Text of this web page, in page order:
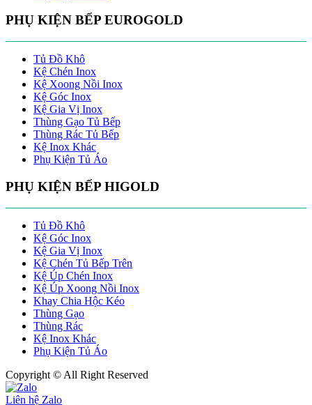
PHỤ KIỆN BẾP EUROGOLD
Tủ Đồ Khô
Kệ Chén Inox
Kệ Xoong Nồi Inox
Kệ Góc Inox
Kệ Gia Vị Inox
Thùng Gạo Tủ Bếp
Thùng Rác Tủ Bếp
Kệ Inox Khác
Phụ Kiện Tủ Áo
PHỤ KIỆN BẾP HIGOLD
Tủ Đồ Khô
Kệ Góc Inox
Kệ Gia Vị Inox
Kệ Chén Tủ Bếp Trên
Kệ Úp Chén Inox
Kệ Úp Xoong Nồi Inox
Khay Chia Hộc Kéo
Thùng Gạo
Thùng Rác
Kệ Inox Khác
Phụ Kiện Tủ Áo
Copyright © All Right Reserved
Liên hệ Zalo